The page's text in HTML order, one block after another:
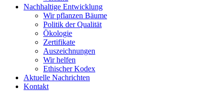
Nachhaltige Entwicklung
Wir pflanzen Bäume
Politik der Qualität
Ökologie
Zertifikate
Auszeichnungen
Wir helfen
Ethischer Kodex
Aktuelle Nachrichten
Kontakt